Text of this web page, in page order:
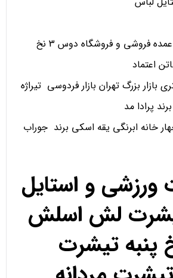
مزون و تک فروشی عمده فروشی و فروشگاه دوس 3 نخ
اعتماد
بزرگ تهران بازار فردوسی تیراژه
پرادا مد
خانه ابرنگی یقه اسکی برند جوراب
ورزشی و استایل
لش اسلش
پنبه تیشرت